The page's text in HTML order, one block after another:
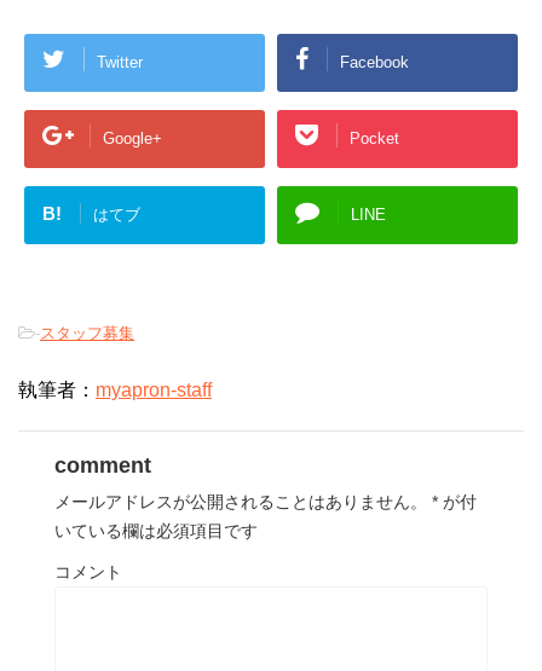
Twitter Facebook
Google+ Pocket
B! はてブ LINE
-スタッフ募集
執筆者： myapron-staff
comment
メールアドレスが公開されることはありません。 * が付
いている欄は必須項目です
コメント